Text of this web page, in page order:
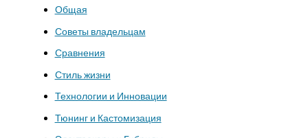
Общая
Советы владельцам
Сравнения
Стиль жизни
Технологии и Инновации
Тюнинг и Кастомизация